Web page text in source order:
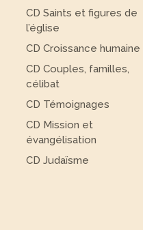
CD Saints et figures de
l’église
CD Croissance humaine
CD Couples, familles,
célibat
CD Témoignages
CD Mission et
évangélisation
CD Judaïsme